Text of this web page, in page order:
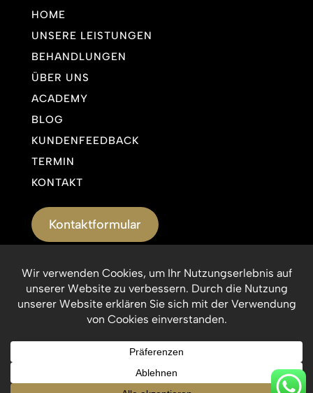
HOME
UNSERE LEISTUNGEN
BEHANDLUNGEN
ÜBER UNS
ACADEMY
BLOG
KUNDENFEEDBACK
TERMIN
KONTAKT
Kontaktformular
Datenschutzerklärung
© Munich Medical Esthetic 2026. Alle Rechte